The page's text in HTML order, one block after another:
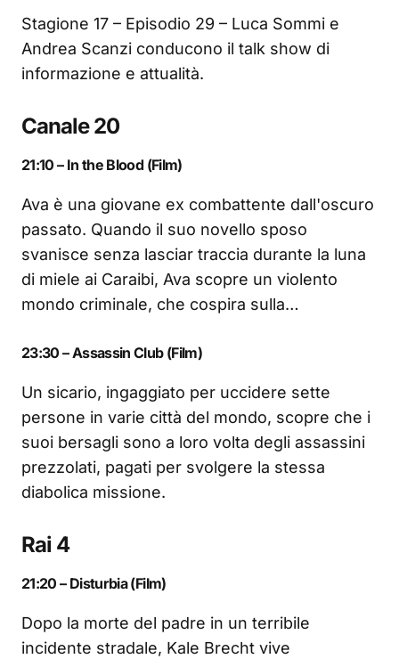
Stagione 17 – Episodio 29 – Luca Sommi e
Andrea Scanzi conducono il talk show di
informazione e attualità.
Canale 20
21:10 – In the Blood (Film)
Ava è una giovane ex combattente dall'oscuro
passato. Quando il suo novello sposo
svanisce senza lasciar traccia durante la luna
di miele ai Caraibi, Ava scopre un violento
mondo criminale, che cospira sulla…
23:30 – Assassin Club (Film)
Un sicario, ingaggiato per uccidere sette
persone in varie città del mondo, scopre che i
suoi bersagli sono a loro volta degli assassini
prezzolati, pagati per svolgere la stessa
diabolica missione.
Rai 4
21:20 – Disturbia (Film)
Dopo la morte del padre in un terribile
incidente stradale, Kale Brecht vive